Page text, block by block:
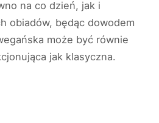
na co dzień, jak i
obiadów, będąc dowodem
może być równie
jak klasyczna.